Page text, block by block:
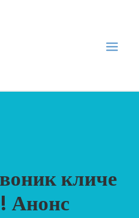
В ГРЕЦІЇ
кличе
Анонс